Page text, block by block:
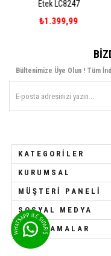
Bültenimize Üye Olun ! Tüm
KATEGORILER
KURUMSAL
MÜŞTERI PANELI
SOSYAL MEDYA
UYGULAMALAR